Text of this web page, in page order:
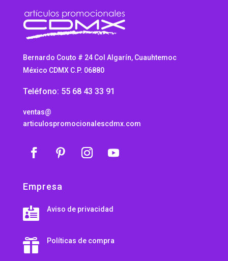
Bernardo Couto # 24 Col Algarín, Cuauhtemoc
México CDMX C.P. 06880
Teléfono: 55 68 43 33 91
ventas@
articulospromocionalescdmx.com
Empresa
 Aviso de privacidad
 Políticas de compra